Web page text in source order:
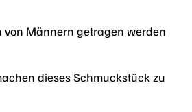
von Männern getragen werden
dieses Schmuckstück zu